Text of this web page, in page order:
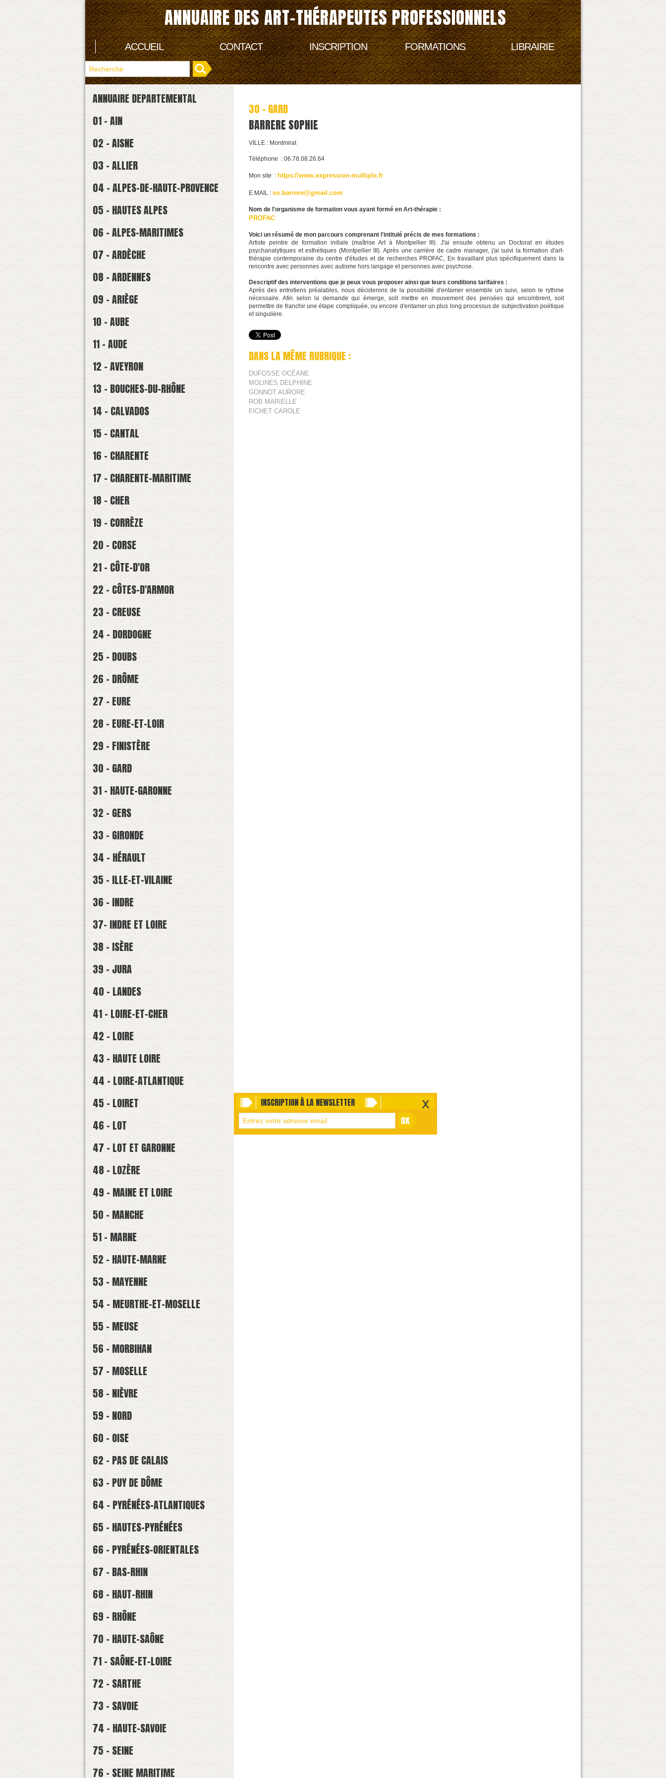
ANNUAIRE DES ART-THÉRAPEUTES PROFESSIONNELS
ACCUEIL CONTACT INSCRIPTION FORMATIONS LIBRAIRIE
ANNUAIRE DEPARTEMENTAL
01 - AIN
02 - AISNE
03 - ALLIER
04 - ALPES-DE-HAUTE-PROVENCE
05 - HAUTES ALPES
06 - ALPES-MARITIMES
07 - ARDÈCHE
08 - ARDENNES
09 - ARIÈGE
10 - AUBE
11 - AUDE
12 - AVEYRON
13 - BOUCHES-DU-RHÔNE
14 - CALVADOS
15 - CANTAL
16 - CHARENTE
17 - CHARENTE-MARITIME
18 - CHER
19 - CORRÈZE
20 - CORSE
21 - CÔTE-D'OR
22 - CÔTES-D'ARMOR
23 - CREUSE
24 - DORDOGNE
25 - DOUBS
26 - DRÔME
27 - EURE
28 - EURE-ET-LOIR
29 - FINISTÈRE
30 - GARD
31 - HAUTE-GARONNE
32 - GERS
33 - GIRONDE
34 - HÉRAULT
35 - ILLE-ET-VILAINE
36 - INDRE
37- INDRE ET LOIRE
38 - ISÈRE
39 - JURA
40 - LANDES
41 - LOIRE-ET-CHER
42 - LOIRE
43 - HAUTE LOIRE
44 - LOIRE-ATLANTIQUE
45 - LOIRET
46 - LOT
47 - LOT ET GARONNE
48 - LOZÈRE
49 - MAINE ET LOIRE
50 - MANCHE
51 - MARNE
52 - HAUTE-MARNE
53 - MAYENNE
54 - MEURTHE-ET-MOSELLE
55 - MEUSE
56 - MORBIHAN
57 - MOSELLE
58 - NIÈVRE
59 - NORD
60 - OISE
62 - PAS DE CALAIS
63 - PUY DE DÔME
64 - PYRÉNÉES-ATLANTIQUES
65 - HAUTES-PYRÉNÉES
66 - PYRÉNÉES-ORIENTALES
67 - BAS-RHIN
68 - HAUT-RHIN
69 - RHÔNE
70 - HAUTE-SAÔNE
71 - SAÔNE-ET-LOIRE
72 - SARTHE
73 - SAVOIE
74 - HAUTE-SAVOIE
75 - SEINE
76 - SEINE MARITIME
30 - GARD
BARRERE SOPHIE
VILLE : Montmirat
Téléphone : 06.78.08.26.64
Mon site : https://www.expression-multipl e.fr
E.MAIL : so.barrere@gmail.com
Nom de l'organisme de formation vous ayant formé en Art-thérapie :
PROFAC
Voici un résumé de mon parcours comprenant l'intitulé précis de mes formations :
Artiste peintre de formation initiale (maîtrise Art à Montpellier III). J'ai ensuite obtenu un Doctorat en études
psychanalytiques et esthétiques (Montpellier III). Après une carrière de cadre manager, j'ai suivi la formation d'art-
thérapie contemporaine du centre d'études et de recherches PROFAC, En travaillant plus spécifiquement dans la
rencontre avec personnes avec autisme hors langage et personnes avec psychose.
Descriptif des interventions que je peux vous proposer ainsi que leurs conditions tarifaires :
Après des entretiens préalables, nous déciderons de la possibilité d'entamer ensemble un suivi, selon le rythme
nécessaire. Afin selon la demande qui émerge, soit mettre en mouvement des pensées qui encombrent, soit
permettre de franchir une étape compliquée, ou encore d'entamer un plus long processus de subjectivation poétique
et singulière.
DANS LA MÊME RUBRIQUE :
DUFOSSE OCÉANE
MOLINES DELPHINE
GONNOT AURORE
ROB MARIELLE
FICHET CAROLE
INSCRIPTION À LA NEWSLETTER